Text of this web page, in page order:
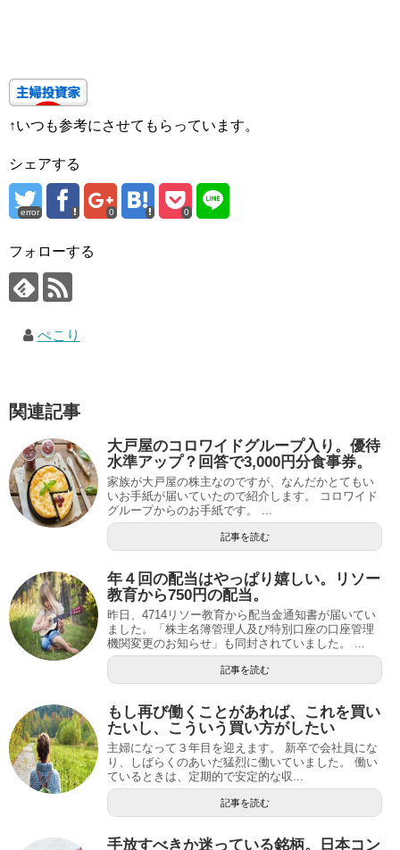
↑いつも参考にさせてもらっています。
シェアする
error 0 0
フォローする
ぺこり
関連記事
大戸屋のコロワイドグループ入り。優待
水準アップ？回答で3,000円分食事券。
家族が大戸屋の株主なのですが、なんだかとてもい
いお手紙が届いていたので紹介します。 コロワイド
グループからのお手紙です。 ...
記事を読む
年４回の配当はやっぱり嬉しい。リソー
教育から750円の配当。
昨日、4714リソー教育から配当金通知書が届いてい
ました。「株主名簿管理人及び特別口座の口座管理
機関変更のお知らせ」も同封されていました。 ...
記事を読む
もし再び働くことがあれば、これを買い
たいし、こういう買い方がしたい
主婦になって３年目を迎えます。 新卒で会社員にな
り、しばらくのあいだ猛烈に働いていました。 働い
ているときは、定期的で安定的な収...
記事を読む
手放すべきか迷っている銘柄。日本コン